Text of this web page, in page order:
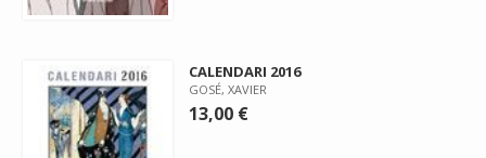
CALENDARI 2016
GOSÉ, XAVIER
13,00 €